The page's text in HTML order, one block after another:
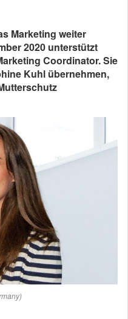
Marketing weiter
2020 unterstützt
Coordinator. Sie
Kuhl übernehmen,